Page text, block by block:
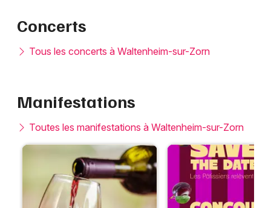
Concerts
Tous les concerts à Waltenheim-sur-Zorn
Manifestations
Toutes les manifestations à Waltenheim-sur-Zorn